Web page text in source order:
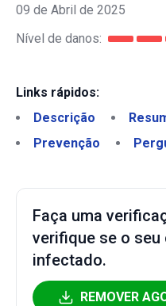
09 de Abril de 2025
Nível de danos:
Links rápidos:
Descrição
Prevenção
Faça uma
verifique se o
infectado.
REMOVER